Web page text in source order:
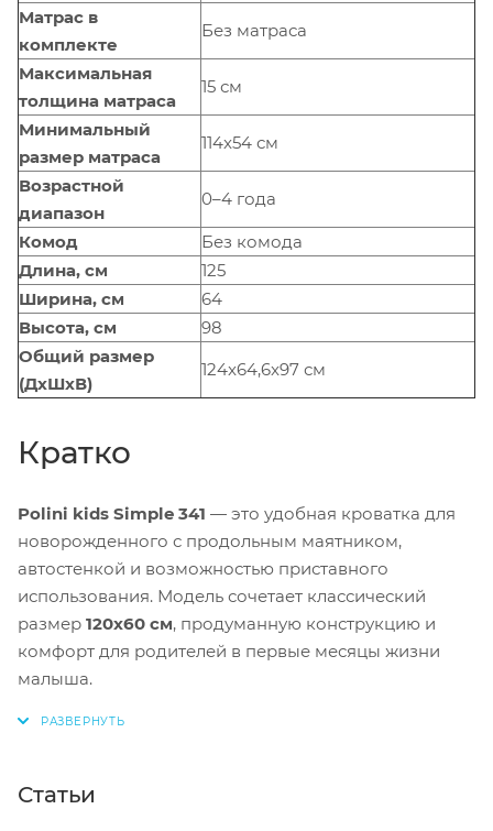
Матрас в
комплекте
Без матраса
Максимальная
толщина матраса
15 см
Минимальный
размер матраса
114x54 см
Возрастной
диапазон
0–4 года
Комод
Без комода
Длина, см
125
Ширина, см
64
Высота, см
98
Общий размер
(ДхШхВ)
124x64,6x97 см
Кратко
Polini kids Simple 341 — это удобная кроватка для
новорожденного с продольным маятником,
автостенкой и возможностью приставного
использования. Модель сочетает классический
размер 120x60 см, продуманную конструкцию и
комфорт для родителей в первые месяцы жизни
малыша.
Статьи